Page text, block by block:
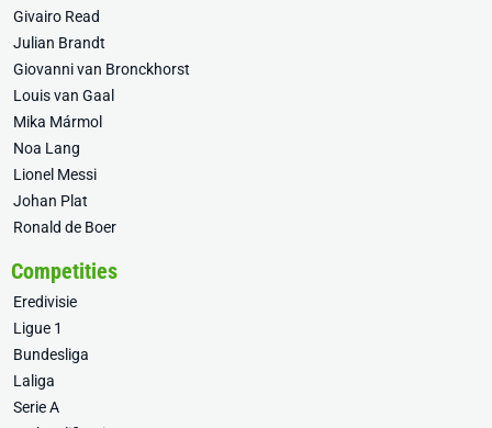
Givairo Read
Julian Brandt
Giovanni van Bronckhorst
Louis van Gaal
Mika Mármol
Noa Lang
Lionel Messi
Johan Plat
Ronald de Boer
Competities
Eredivisie
Ligue 1
Bundesliga
Laliga
Serie A